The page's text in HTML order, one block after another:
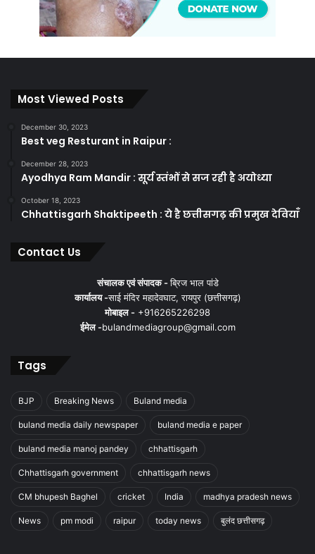
Most Viewed Posts
December 30, 2023
Best veg Resturant in Raipur :
December 28, 2023
Ayodhya Ram Mandir : सूर्य स्तंभों से सज रही है अयोध्या
October 18, 2023
Chhattisgarh Shaktipeeth : ये है छत्तीसगढ़ की प्रमुख देवियाँ
Contact Us
संचालक एवं संपादक -ब्रिज भाल पांडे
कार्यालय -साई मंदिर महादेवघाट, रायपुर (छत्तीसगढ़)
मोबाइल - +916265226298
ईमेल -bulandmediagroup@gmail.com
Tags
BJP Breaking News Buland media
buland media daily newspaper buland media e paper
buland media manoj pandey chhattisgarh
Chhattisgarh government chhattisgarh news
CM bhupesh Baghel cricket India madhya pradesh news
News pm modi raipur today news बुलंद छत्तीसगढ़